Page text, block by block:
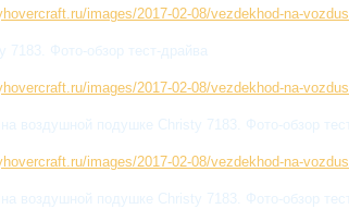
images/2017-02-08/vezdekhod-na-
7183. Фото-обзор тест-драйва
images/2017-02-08/vezdekhod-na-
воздушной подушке Christy 7183. Фото-обзор
images/2017-02-08/vezdekhod-na-
воздушной подушке Christy 7183. Фото-обзор